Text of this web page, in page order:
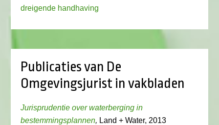
dreigende handhaving
Publicaties van De
Omgevingsjurist in vakbladen
Jurisprudentie over waterberging in
bestemmingsplannen, Land + Water, 2013